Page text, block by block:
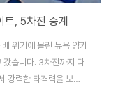
, 5차전 중계
위기에 몰린 뉴욕 양키
갔습니다. 3차전까지 다
강력한 타격력을 보여
스는 5차전에서 우승을